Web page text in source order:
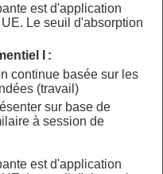
est d'application
Le seuil d'absorption
I :
continue basée sur les
(travail)
sur base de
à session de
est d'application